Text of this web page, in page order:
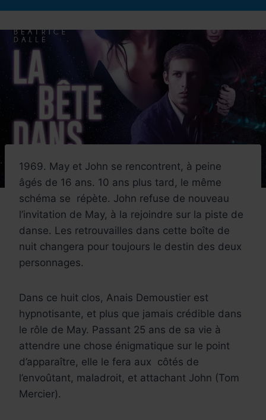
1969. May et John se rencontrent, à peine
âgés de 16 ans. 10 ans plus tard, le même
schéma se répète. John refuse de nouveau
l’invitation de May, à la rejoindre sur la piste de
danse. Les retrouvailles dans cette boîte de
nuit changera pour toujours le destin des deux
personnages.
Dans ce huit clos, Anais Demoustier est
hypnotisante, et plus que jamais crédible dans
le rôle de May. Passant 25 ans de sa vie à
attendre une chose énigmatique sur le point
d’apparaître, elle le fera aux côtés de
l’envoûtant, maladroit, et attachant John (Tom
Mercier).